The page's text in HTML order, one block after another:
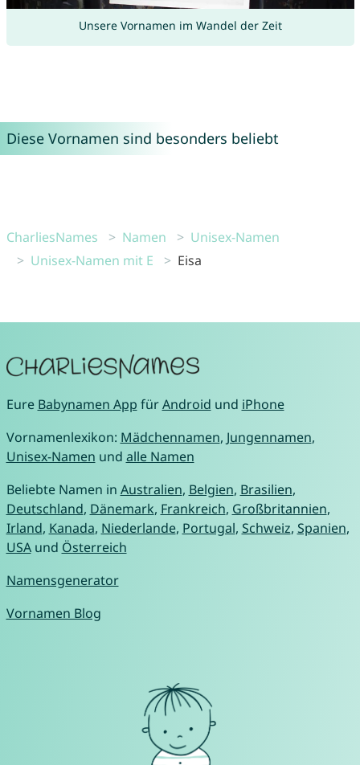
Unsere Vornamen im Wandel der Zeit
Diese Vornamen sind besonders beliebt
CharliesNames Namen
Unisex-Namen
Unisex-Namen mit E
Eisa
Eure Babynamen App fürAndroid und iPhone
Vornamenlexikon: Mädchennamen, Jungennamen,
Unisex-Namen und alle Namen
Beliebte Namen in Australien, Belgien, Brasilien,
Deutschland, Dänemark, Frankreich, Großbritannien,
Irland, Kanada, Niederlande, Portugal, Schweiz, Spanien,
USAund Österreich
Namensgenerator
Vornamen Blog